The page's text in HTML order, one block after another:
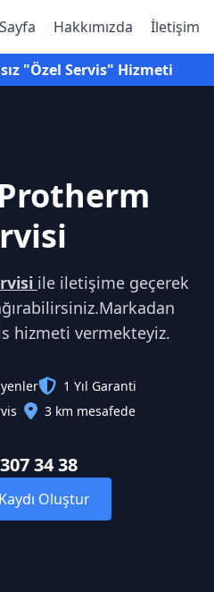
Hakkımızda İletişim
"Özel Servis" Hizmeti
ile iletişime geçerek
hizmeti vermekteyiz.
1 Yıl Garanti
3 km mesafede
34 38
Oluştur